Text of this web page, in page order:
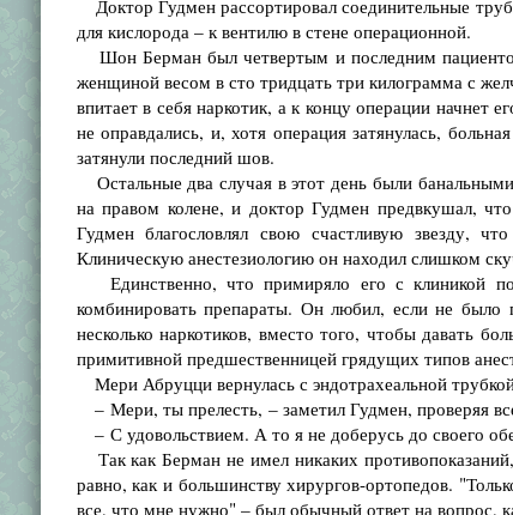
Доктор Гудмен рассортировал соединительные
для кислорода – к вентилю в стене операционной.
Шон Берман был четвертым и последним
женщиной весом в сто тридцать три килограмма с
впитает в себя наркотик, а к концу операции начнет
не оправдались, и, хотя операция затянулась,
затянули последний шов.
Остальные два случая в этот день были
на правом колене, и доктор Гудмен предвкушал,
Гудмен благословлял свою счастливую звезду,
Клиническую анестезиологию он находил слишком
Единственно, что примиряло его с клиникой
комбинировать препараты. Он любил, если не было
несколько наркотиков, вместо того, чтобы давать
примитивной предшественницей грядущих типов
Мери Абруцци вернулась с эндотрахеальной
– Мери, ты прелесть, – заметил Гудмен, проверяя
– С удовольствием. А то я не доберусь до своего
Так как Берман не имел никаких
равно, как и большинству хирургов-ортопедов.
все, что мне нужно" – был обычный ответ на вопрос,